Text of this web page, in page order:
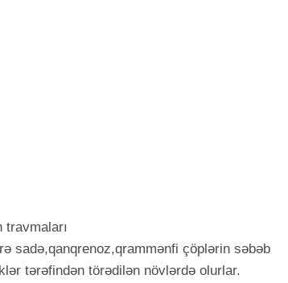
sadə,qanqrenoz,qrammənfi çöplərin səbəb
tərəfindən törədilən növlərdə olurlar.